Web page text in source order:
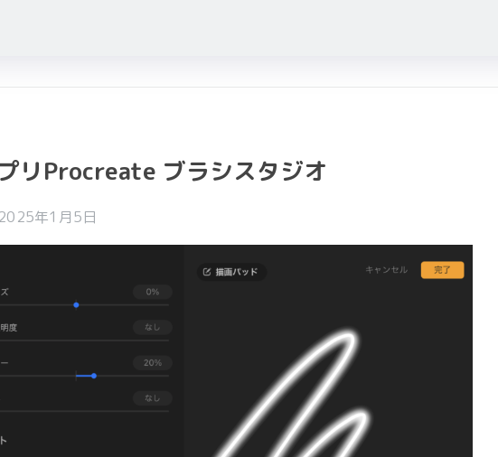
リProcreate ブラシスタジオ
2025年1月5日